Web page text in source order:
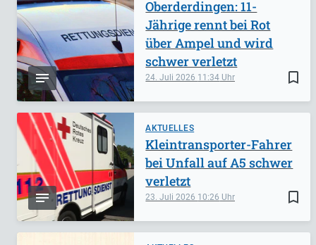
bookmark_border
24. Juli 2026 11:34
Oberderdingen: 11-
Jährige rennt bei Rot
über Ampel und wird
schwer verletzt
AKTUELLES
bookmark_border
23. Juli 2026 10:26
Kleintransporter-Fahrer
bei Unfall auf A5 schwer
verletzt